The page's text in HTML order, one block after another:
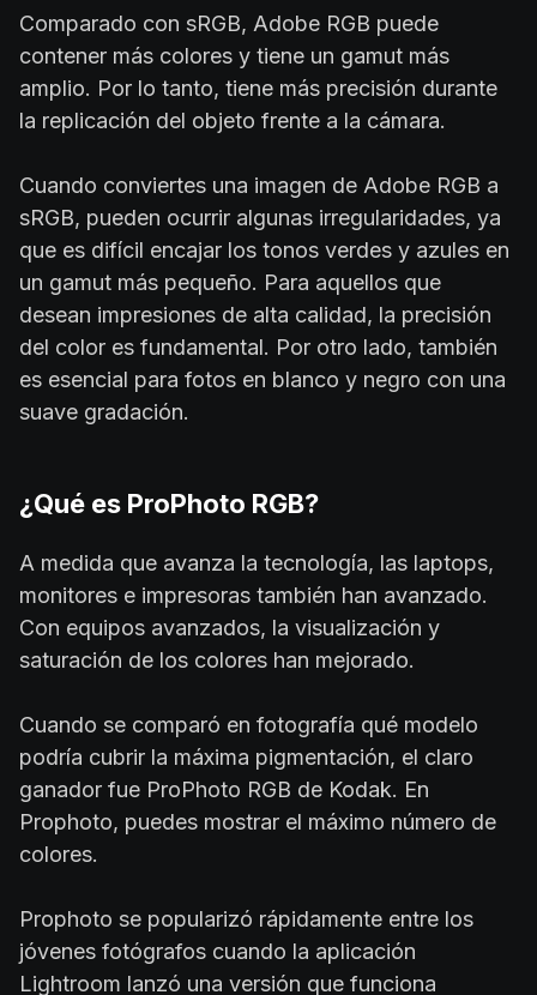
Comparado con sRGB, Adobe RGB puede
contener más colores y tiene un gamut más
amplio. Por lo tanto, tiene más precisión durante
la replicación del objeto frente a la cámara.
Cuando conviertes una imagen de Adobe RGB a
sRGB, pueden ocurrir algunas irregularidades, ya
que es difícil encajar los tonos verdes y azules en
un gamut más pequeño. Para aquellos que
desean impresiones de alta calidad, la precisión
del color es fundamental. Por otro lado, también
es esencial para fotos en blanco y negro con una
suave gradación.
¿Qué es ProPhoto RGB?
A medida que avanza la tecnología, las laptops,
monitores e impresoras también han avanzado.
Con equipos avanzados, la visualización y
saturación de los colores han mejorado.
Cuando se comparó en fotografía qué modelo
podría cubrir la máxima pigmentación, el claro
ganador fue ProPhoto RGB de Kodak. En
Prophoto, puedes mostrar el máximo número de
colores.
Prophoto se popularizó rápidamente entre los
jóvenes fotógrafos cuando la aplicación
Lightroom lanzó una versión que funciona